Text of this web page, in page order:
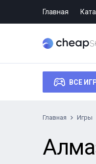
Главная
ВСЕ
Главная Игры